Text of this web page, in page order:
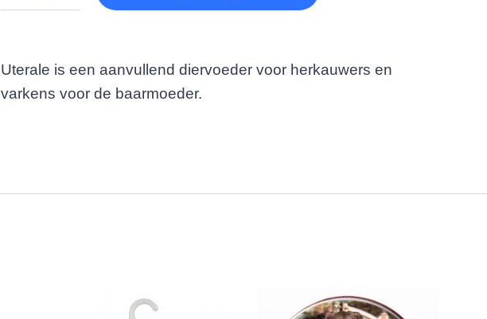
Uterale is een aanvullend diervoeder voor herkauwers en
varkens voor de baarmoeder.